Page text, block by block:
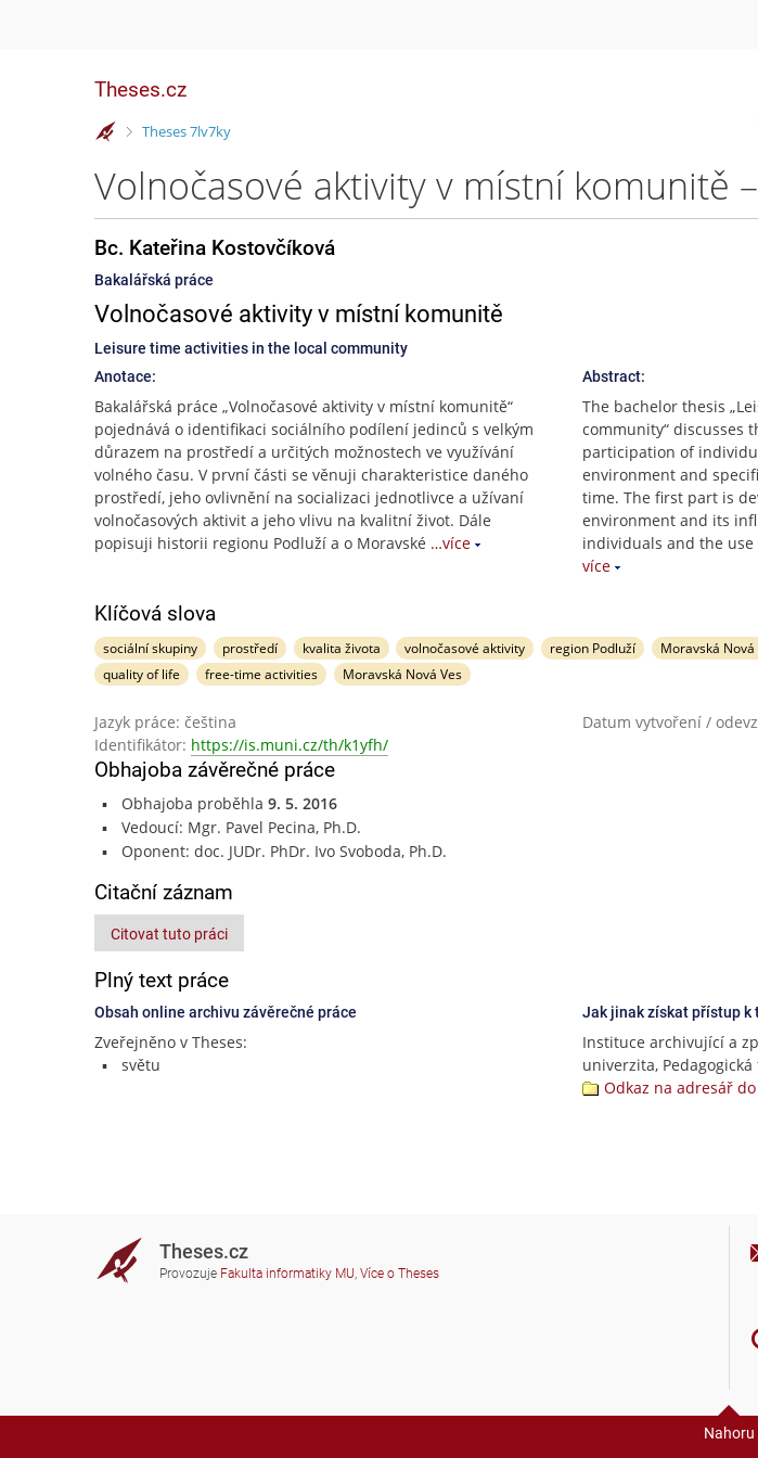
Theses.cz
>
Theses 7lv7ky
Volnočasové aktivity v místní komunitě
Bc. Kateřina Kostovčíková
Bakalářská práce
Volnočasové aktivity v místní komunitě
Leisure time activities in the local community
Anotace:
Bakalářská práce „Volnočasové aktivity v místní komunitě“
pojednává o identifikaci sociálního podílení jedinců s velkým
důrazem na prostředí a určitých možnostech ve využívání
volného času. V první části se věnuji charakteristice daného
prostředí, jeho ovlivnění na socializaci jednotlivce a užívaní
volnočasových aktivit a jeho vlivu na kvalitní život. Dále
popisuji historii regionu Podluží a o Moravské …více
Abstract:
The bachelor thesis
community“ discusses
participation of
environment and
time. The first part is
environment and its
individuals and the
více
Klíčová slova
sociální skupiny prostředí kvalita života volnočasové aktivity region Podluží Moravská
quality of life
free-time activities Moravská Nová Ves
Jazyk práce: čeština
Datum vytvoření /
Identifikátor: https://is.muni.cz/th/k1yfh/
Obhajoba závěrečné práce
Obhajoba proběhla 9. 5. 2016
Vedoucí: Mgr. Pavel Pecina, Ph.D.
Oponent: doc. JUDr. PhDr. Ivo Svoboda, Ph.D.
Citační záznam
Citovat tuto práci
Plný text práce
Obsah online archivu závěrečné práce
Zveřejněno v Theses:
světu
Jak jinak získat přístup k
Instituce archivující a
univerzita,
Odkaz na adresář
Theses.cz
Provozuje Fakulta informatiky MU, Více o Theses
Nahoru